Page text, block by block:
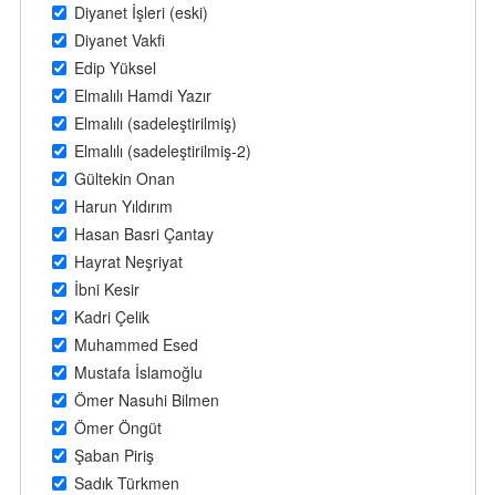
Diyanet İşleri (eski)
Diyanet Vakfi
Edip Yüksel
Elmalılı Hamdi Yazır
Elmalılı (sadeleştirilmiş)
Elmalılı (sadeleştirilmiş-2)
Gültekin Onan
Harun Yıldırım
Hasan Basri Çantay
Hayrat Neşriyat
İbni Kesir
Kadri Çelik
Muhammed Esed
Mustafa İslamoğlu
Ömer Nasuhi Bilmen
Ömer Öngüt
Şaban Piriş
Sadık Türkmen